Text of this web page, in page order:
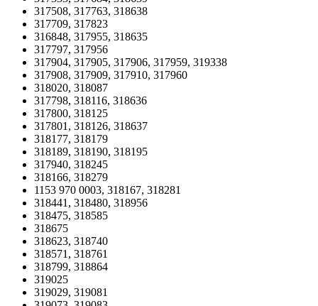
317508, 317763, 318638
317709, 317823
316848, 317955, 318635
317797, 317956
317904, 317905, 317906, 317959, 319338
317908, 317909, 317910, 317960
318020, 318087
317798, 318116, 318636
317800, 318125
317801, 318126, 318637
318177, 318179
318189, 318190, 318195
317940, 318245
318166, 318279
1153 970 0003, 318167, 318281
318441, 318480, 318956
318475, 318585
318675
318623, 318740
318571, 318761
318799, 318864
319025
319029, 319081